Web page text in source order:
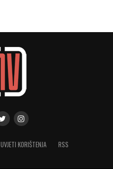
UVJETI KORIŠTENJA RSS